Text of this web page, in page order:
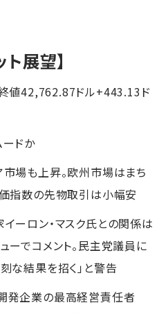
展望】
値42,762.87ドル+443.13ド
ドか
場も上昇。欧州市場はまち
指数の先物取引は小幅安
ーロン・マスク氏との関係は
ーでコメント。民主党議員に
な結果を招く」と警告
発企業の最高経営責任者